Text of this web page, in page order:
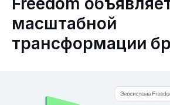
масштабной
трансформации